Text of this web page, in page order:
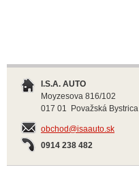
I.S.A. AUTO
Moyzesova 816/102
017 01 Považská Bystrica
obchod@isaauto.sk
0914 238 482